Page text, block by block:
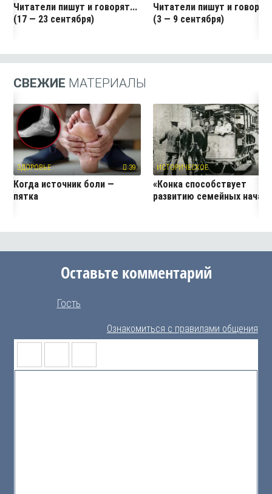
Читатели пишут и говорят...
(17 — 23 сентября)
Читатели пишут и
(3 — 9 сентября)
СВЕЖИЕ МАТЕРИАЛЫ
ЗДОРОВЬЕ 39
Когда источник боли —
пятка
ИСТОРИЧЕСКОЕ
«Конка способствует
развитию семейных начал»
Оставьте комментарий
Гость
Ознакомиться с правилами общения